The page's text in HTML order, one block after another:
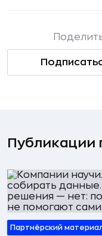
Публикации
Партнёрский